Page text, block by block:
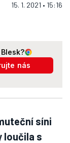
15. 1. 2021 • 15:16
nás
síni
loučila s